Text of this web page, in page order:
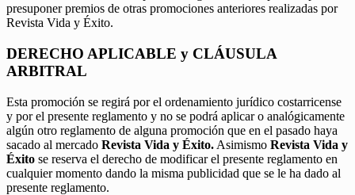
presuponer premios de otras promociones anteriores realizadas por
Revista Vida y Éxito.
DERECHO APLICABLE y CLÁUSULA
ARBITRAL
Esta promoción se regirá por el ordenamiento jurídico costarricense
y por el presente reglamento y no se podrá aplicar o analógicamente
algún otro reglamento de alguna promoción que en el pasado haya
sacado al mercado Revista Vida y Éxito. Asimismo Revista Vida y
Éxito se reserva el derecho de modificar el presente reglamento en
cualquier momento dando la misma publicidad que se le ha dado al
presente reglamento.